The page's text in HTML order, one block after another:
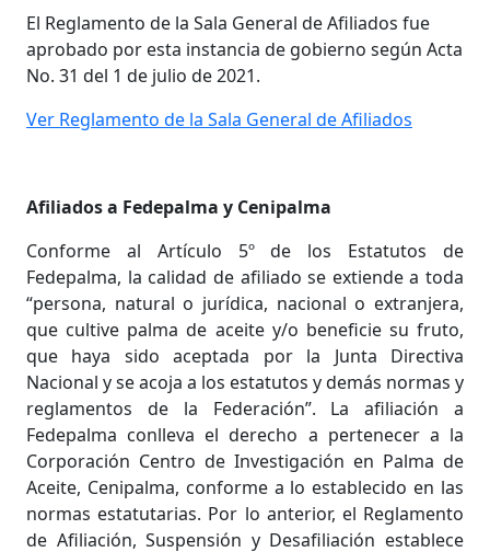
El Reglamento de la Sala General de Afiliados fue
aprobado por esta instancia de gobierno según Acta
No. 31 del 1 de julio de 2021.
Ver Reglamento de la Sala General de Afiliados
Afiliados a Fedepalma y Cenipalma
Conforme al Artículo 5º de los Estatutos de
Fedepalma, la calidad de afiliado se extiende a toda
“persona, natural o jurídica, nacional o extranjera,
que cultive palma de aceite y/o beneficie su fruto,
que haya sido aceptada por la Junta Directiva
Nacional y se acoja a los estatutos y demás normas y
reglamentos de la Federación”. La afiliación a
Fedepalma conlleva el derecho a pertenecer a la
Corporación Centro de Investigación en Palma de
Aceite, Cenipalma, conforme a lo establecido en las
normas estatutarias. Por lo anterior, el Reglamento
de Afiliación, Suspensión y Desafiliación establece